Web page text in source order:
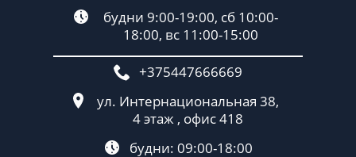
будни 9:00-19:00, сб 10:00-
18:00, вс 11:00-15:00
+375447666669
ул. Интернациональная 38,
4 этаж , офис 418
будни: 09:00-18:00